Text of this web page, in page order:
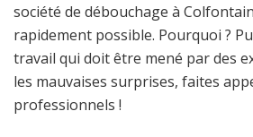
société de débouchage à
rapidement possible. Pourquoi ?
travail qui doit être mené par des
les mauvaises surprises, faites
professionnels !